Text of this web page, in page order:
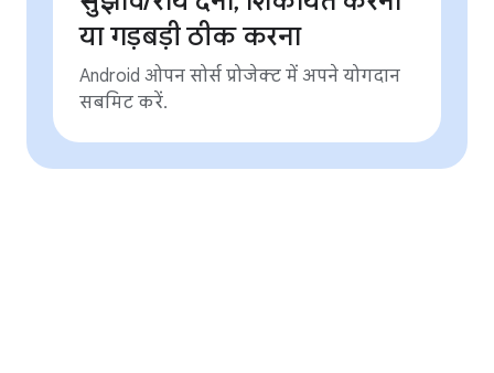
या गड़बड़ी ठीक करना
Android ओपन सोर्स प्रोजेक्ट में अपने योगदान
सबमिट करें.